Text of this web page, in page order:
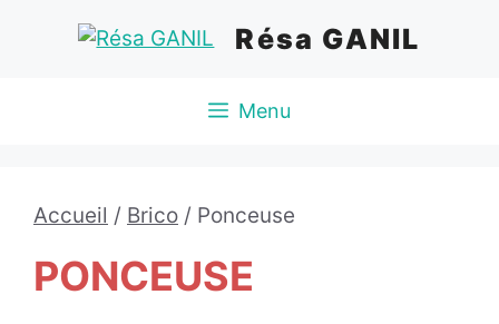
Résa GANIL
Menu
Accueil / Brico / Ponceuse
PONCEUSE